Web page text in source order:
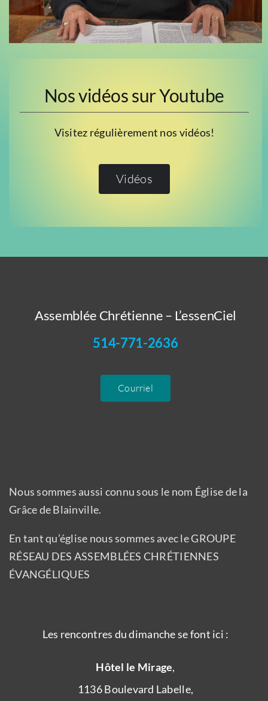
Nos vidéos sur Youtube
Visitez régulièrement nos vidéos!
Vidéos
Assemblée Chrétienne – L’essenCiel
514-771-2636
Courriel
Nous sommes aussi connu sous le nom Église de la
Grâce de Blainville.
En tant qu’église nous sommes avec le GROUPE
RÉSEAU DES ASSEMBLÉES CHRÉTIENNES
ÉVANGÉLIQUES
Les rencontres du dimanche se font ici :
Hôtel le Mirage,
1136 Boulevard Labelle,